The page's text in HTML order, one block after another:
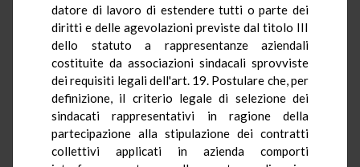
datore di lavoro di estendere tutti o parte dei
diritti e delle agevolazioni previste dal titolo III
dello statuto a rappresentanze aziendali
costituite da associazioni sindacali sprovviste
dei requisiti legali dell'art. 19. Postulare che, per
definizione, il criterio legale di selezione dei
sindacati rappresentativi in ragione della
partecipazione alla stipulazione dei contratti
collettivi applicati in azienda comporti